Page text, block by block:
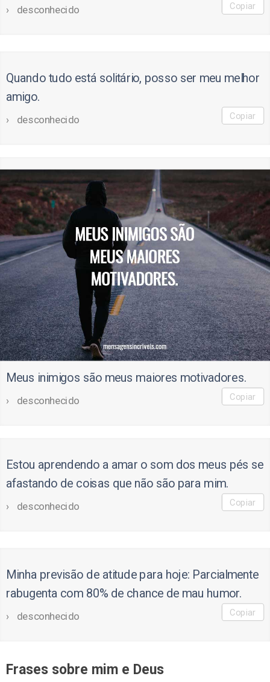
desconhecido Copiar
Quando tudo está solitário, posso ser meu melhor
amigo.
desconhecido Copiar
Meus inimigos são meus maiores motivadores.
desconhecido Copiar
Estou aprendendo a amar o som dos meus pés se
afastando de coisas que não são para mim.
desconhecido Copiar
Minha previsão de atitude para hoje: Parcialmente
rabugenta com 80% de chance de mau humor.
desconhecido Copiar
Frases sobre mim e Deus